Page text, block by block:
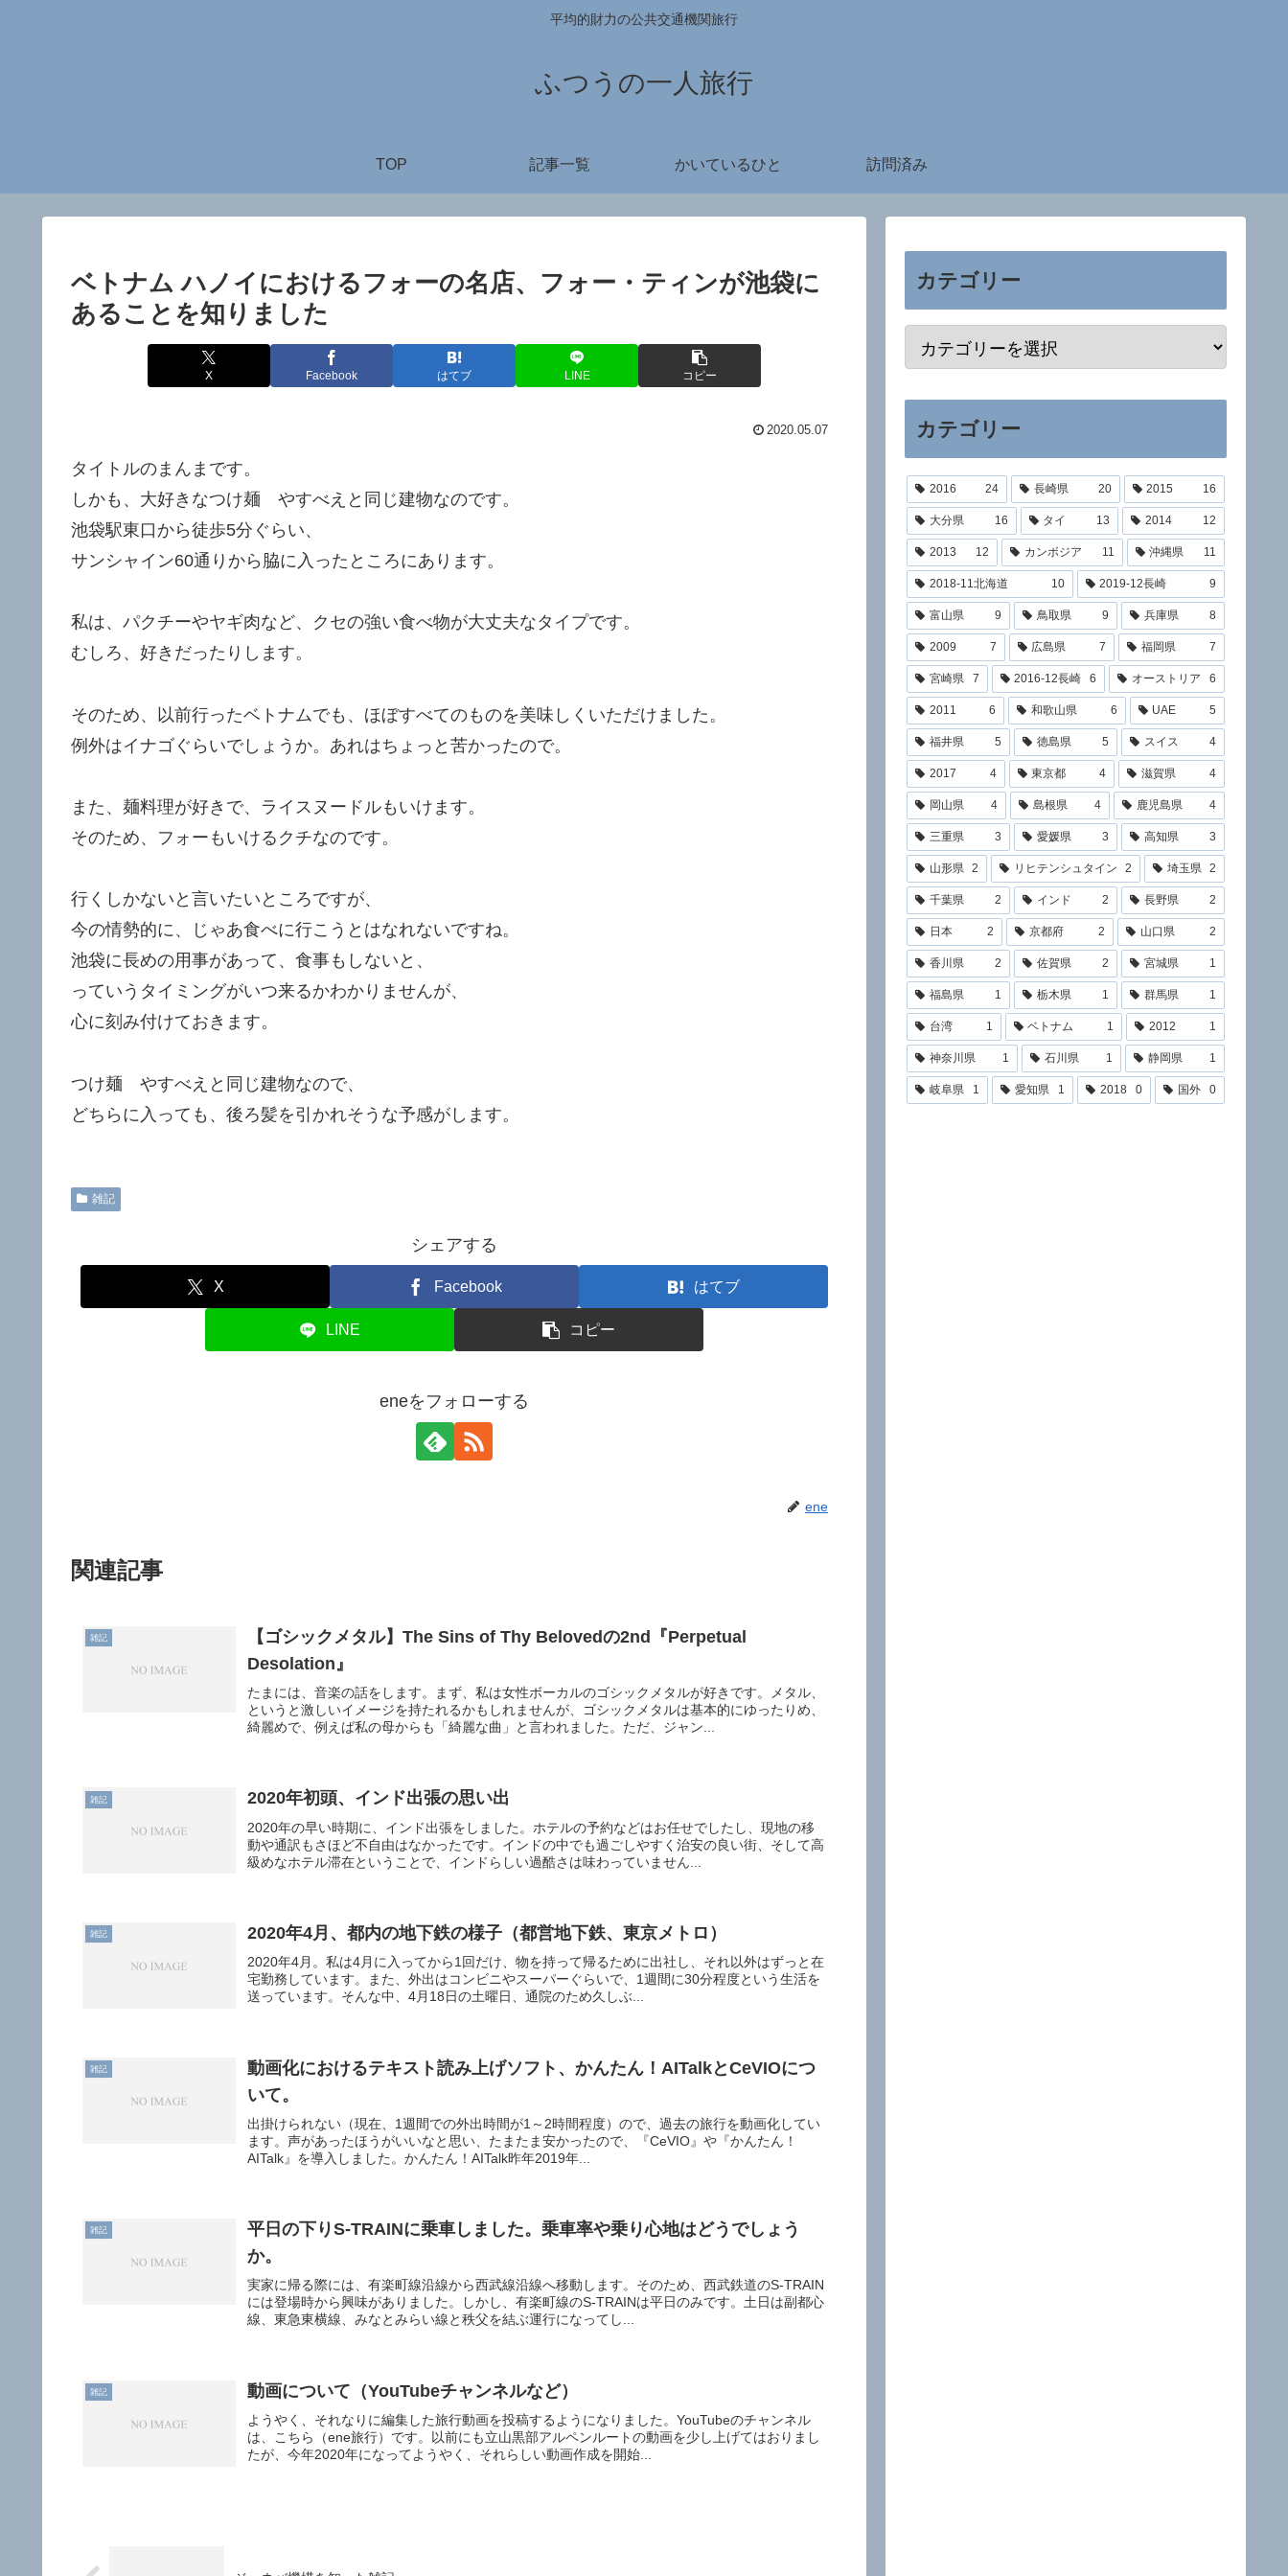
平均的財力の公共交通機関旅行
ふつうの一人旅行
TOP 記事一覧 かいているひと 訪問済み
ベトナム ハノイにおけるフォーの名店、フォー・ティンが池袋に
あることを知りました
X Facebook はてブ LINE コピー
2020.05.07
タイトルのまんまです。
しかも、大好きなつけ麺 やすべえと同じ建物なのです。
池袋駅東口から徒歩5分ぐらい、
サンシャイン60通りから脇に入ったところにあります。
私は、パクチーやヤギ肉など、クセの強い食べ物が大丈夫なタイプです。
むしろ、好きだったりします。
そのため、以前行ったベトナムでも、ほぼすべてのものを美味しくいただけました。
例外はイナゴぐらいでしょうか。あれはちょっと苦かったので。
また、麺料理が好きで、ライスヌードルもいけます。
そのため、フォーもいけるクチなのです。
行くしかないと言いたいところですが、
今の情勢的に、じゃあ食べに行こうとはなれないですね。
池袋に長めの用事があって、食事もしないと、
っていうタイミングがいつ来るかわかりませんが、
心に刻み付けておきます。
つけ麺 やすべえと同じ建物なので、
どちらに入っても、後ろ髪を引かれそうな予感がします。
雑記
シェアする
X Facebook はてブ
LINE コピー
eneをフォローする
ene
関連記事
雑記
【ゴシックメタル】The Sins of Thy Belovedの2nd『Perpetual
Desolation』
たまには、音楽の話をします。まず、私は女性ボーカルのゴシックメタルが好きです。メタル、
というと激しいイメージを持たれるかもしれませんが、ゴシックメタルは基本的にゆったりめ、
綺麗めで、例えば私の母からも「綺麗な曲」と言われました。ただ、ジャン...
雑記 2020年初頭、インド出張の思い出
2020年の早い時期に、インド出張をしました。ホテルの予約などはお任せでしたし、現地の移
動や通訳もさほど不自由はなかったです。インドの中でも過ごしやすく治安の良い街、そして高
級めなホテル滞在ということで、インドらしい過酷さは味わっていません...
雑記 2020年4月、都内の地下鉄の様子（都営地下鉄、東京メトロ）
2020年4月。私は4月に入ってから1回だけ、物を持って帰るために出社し、それ以外はずっと在
宅勤務しています。また、外出はコンビニやスーパーぐらいで、1週間に30分程度という生活を
送っています。そんな中、4月18日の土曜日、通院のため久しぶ...
雑記
動画化におけるテキスト読み上げソフト、かんたん！AITalkとCeVIOにつ
いて。
出掛けられない（現在、1週間での外出時間が1～2時間程度）ので、過去の旅行を動画化してい
ます。声があったほうがいいなと思い、たまたま安かったので、『CeVIO』や『かんたん！
AITalk』を導入しました。かんたん！AITalk昨年2019年...
雑記
平日の下りS-TRAINに乗車しました。乗車率や乗り心地はどうでしょう
か。
実家に帰る際には、有楽町線沿線から西武線沿線へ移動します。そのため、西武鉄道のS-TRAIN
には登場時から興味がありました。しかし、有楽町線のS-TRAINは平日のみです。土日は副都心
線、東急東横線、みなとみらい線と秩父を結ぶ運行になってし...
雑記 動画について（YouTubeチャンネルなど）
ようやく、それなりに編集した旅行動画を投稿するようになりました。YouTubeのチャンネル
は、こちら（ene旅行）です。以前にも立山黒部アルペンルートの動画を少し上げてはおりまし
たが、今年2020年になってようやく、それらしい動画作成を開始...
カテゴリー
カテゴリー
2016 24 長崎県 20 2015 16
大分県 16 タイ 13 2014 12
2013 12 カンボジア 11 沖縄県 11
2018-11北海道 10 2019-12長崎 9
富山県 9 鳥取県 9 兵庫県 8
2009 7 広島県 7 福岡県 7
宮崎県 7 2016-12長崎 6 オーストリア 6
2011 6 和歌山県 6 UAE 5
福井県 5 徳島県 5 スイス 4
2017 4 東京都 4 滋賀県 4
岡山県 4 島根県 4 鹿児島県 4
三重県 3 愛媛県 3 高知県 3
山形県 2 リヒテンシュタイン 2 埼玉県 2
千葉県 2 インド 2 長野県 2
日本 2 京都府 2 山口県 2
香川県 2 佐賀県 2 宮城県 1
福島県 1 栃木県 1 群馬県 1
台湾 1 ベトナム 1 2012 1
神奈川県 1 石川県 1 静岡県 1
岐阜県 1 愛知県 1 2018 0 国外 0